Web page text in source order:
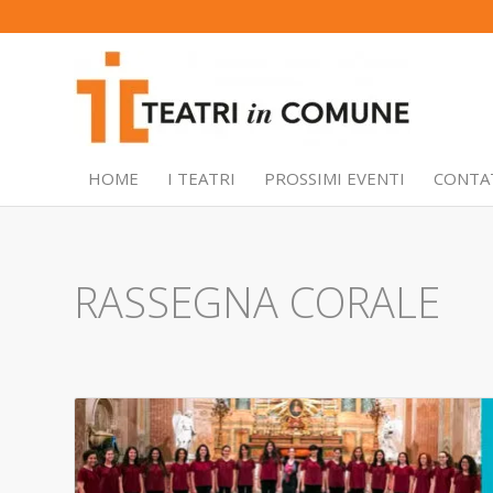
HOME I TEATRI PROSSIMI EVENTI
RASSEGNA CORALE